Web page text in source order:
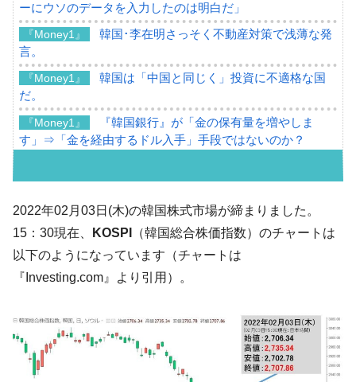
ーにウソのデータを入力したのは明白だ」
『Money1』
韓国･李在明さっそく不動産対策で浅薄な発
言。
『Money1』
韓国は「中国と同じく」投資に不適格な国
だ。
『Money1』
『韓国銀行』が「金の保有量を増やしま
す」⇒「金を経由するドル入手」手段ではないのか？
ル」まで拡大 ⇒ 海外資金の動きに強く左右される状態
『Money1』
韓国･帰ってきた李在明。李在明を支持しな
い「50.5％」に上昇
『Money1』
韓国大統領府ボンクラ政策室長が告発され
た ⇒ 国家が行った恐るべき株価操作であり、空前の国政壟
『Money1』
韓国･警察職員が「丸刈りになって抗議活
『Money1』
中国だけが鉄鋼輸出を異常増加させる ⇒ 中
国の過剰生産が世界を蝕む。
2022年02月03日(木)の韓国株式市場が締まりました。
15：30現在、
KOSPI
（韓国総合株価指数）のチャートは
以下のようになっています（チャートは
『Investing.com』より引用）。